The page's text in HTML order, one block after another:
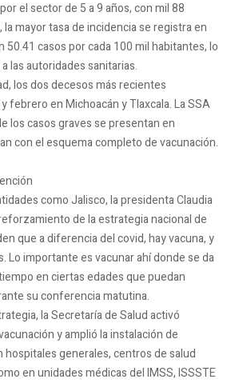
el sector de 5 a 9 años, con mil 88
mayor tasa de incidencia se registra en
50.41 casos por cada 100 mil habitantes, lo
las autoridades sanitarias.
los dos decesos más recientes
febrero en Michoacán y Tlaxcala. La SSA
los casos graves se presentan en
con el esquema completo de vacunación.
como Jalisco, la presidenta Claudia
de la estrategia nacional de
que a diferencia del covid, hay vacuna, y
Lo importante es vacunar ahí donde se da
en ciertas edades que puedan
su conferencia matutina.
la Secretaría de Salud activó
y amplió la instalación de
generales, centros de salud
en unidades médicas del IMSS, ISSSTE